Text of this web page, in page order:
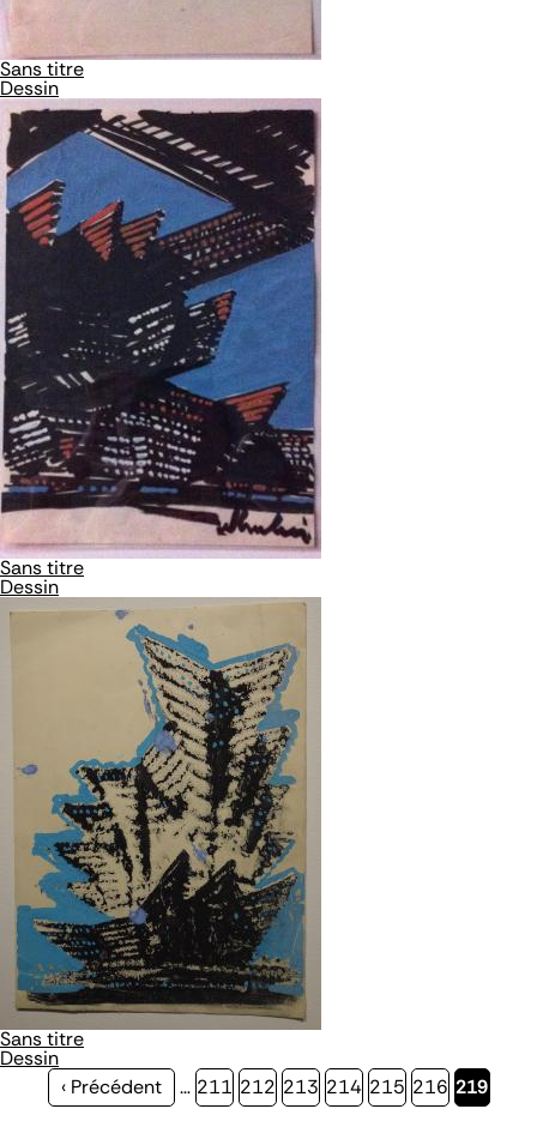
Sans titre
Dessin
Sans titre
Dessin
Sans titre
Dessin
Page
‹ Précédent … Page
211 Page
212 Page
213 Page
214 Page
215 Page
216 Page
219